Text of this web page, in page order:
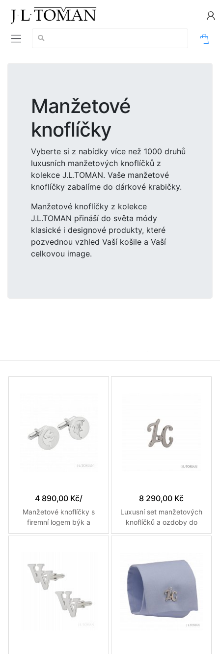
Vyhledávání:
Manžetové
knoflíčky
Vyberte si z nabídky více než 1000 druhů
luxusních manžetových knoflíčků z
kolekce J.L.TOMAN. Vaše manžetové
knoflíčky zabalíme do dárkové krabičky.
Manžetové knoflíčky z kolekce
J.L.TOMAN přináší do světa módy
klasické i designové produkty, které
pozvednou vzhled Vaší košile a Vaší
celkovou image.
4 890,00 Kč/
Manžetové knoflíčky s
firemní logem býk a
medvěd vyrobené na
8 290,00 Kč
Luxusní set manžetových
knoflíčků a ozdoby do
klopy s monogramem ZC